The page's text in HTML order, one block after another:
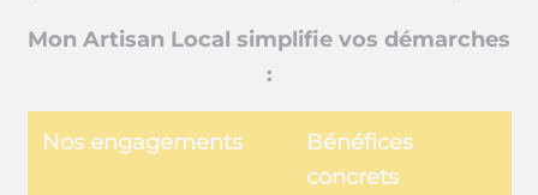
Mon Artisan Local simplifie vos démarches
:
Nos engagements
Bénéfices
concrets